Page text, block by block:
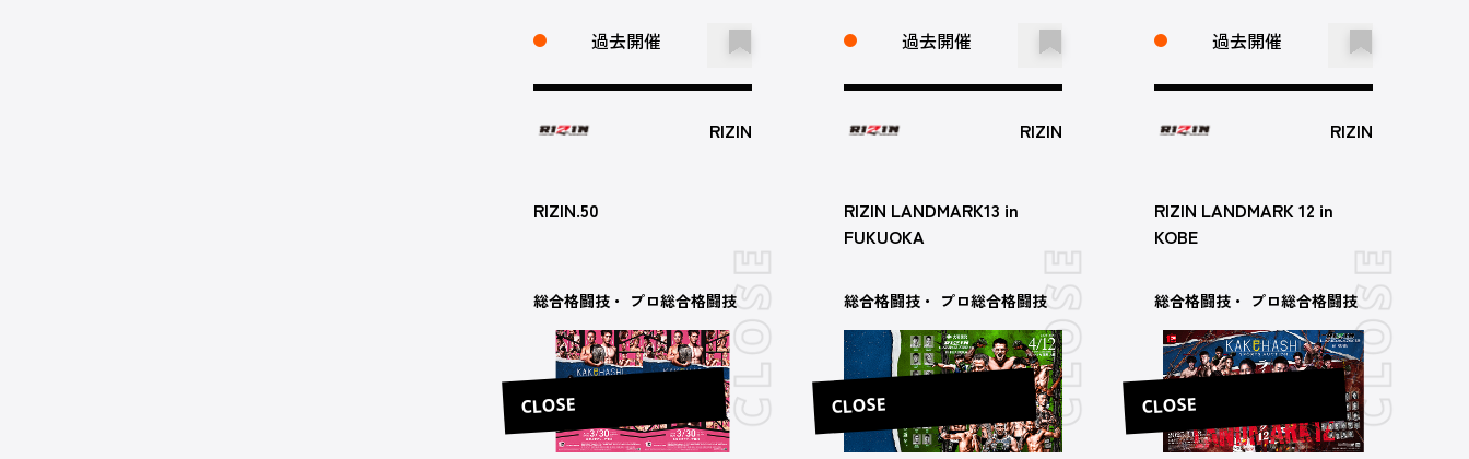
CLOSE
過去開催
RIZIN
RIZIN.50
総合格闘技・ プロ総合格闘技
CLOSE
過去開催
RIZIN
RIZIN LANDMARK13 in
FUKUOKA
総合格闘技・ プロ総合格闘技
CLOSE
過去開催
RIZIN
RIZIN LANDMARK 12 in
KOBE
総合格闘技・ プロ総合格闘技